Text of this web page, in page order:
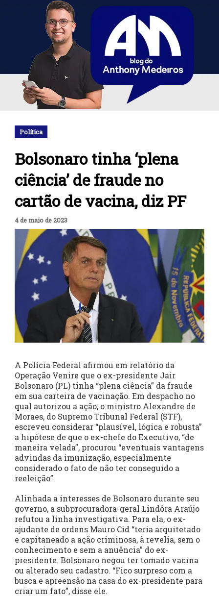
Política
Bolsonaro tinha ‘plena
ciência’ de fraude no
cartão de vacina, diz PF
4 de maio de 2023
A Polícia Federal afirmou em relatório da
Operação Venire que o ex-presidente Jair
Bolsonaro (PL) tinha “plena ciência” da fraude
em sua carteira de vacinação. Em despacho no
qual autorizou a ação, o ministro Alexandre de
Moraes, do Supremo Tribunal Federal (STF),
escreveu considerar “plausível, lógica e robusta”
a hipótese de que o ex-chefe do Executivo, “de
maneira velada”, procurou “eventuais vantagens
advindas da imunização, especialmente
considerado o fato de não ter conseguido a
reeleição”.
Alinhada a interesses de Bolsonaro durante seu
governo, a subprocuradora-geral Lindôra Araújo
refutou a linha investigativa. Para ela, o ex-
ajudante de ordens Mauro Cid “teria arquitetado
e capitaneado a ação criminosa, à revelia, sem o
conhecimento e sem a anuência” do ex-
presidente. Bolsonaro negou ter tomado vacina
ou alterado seu cadastro. “Fico surpreso com a
busca e apreensão na casa do ex-presidente para
criar um fato”, disse ele.